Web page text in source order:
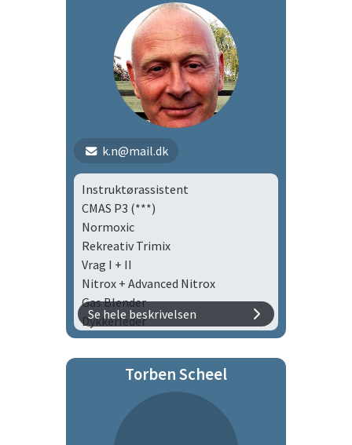
k.n@mail.dk
Instruktørassistent
CMAS P3 (***)
Normoxic
Rekreativ Trimix
Vrag I + II
Nitrox + Advanced Nitrox
Gas Blender
Dykkerleder
Duelighedsbevis (Skibsfører)
VHF-certifikat
Medlem af bådudvalget
Se hele beskrivelsen
Torben Scheel